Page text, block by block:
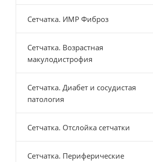
Сетчатка. ИМР Фиброз
Сетчатка. Возрастная
макулодистрофия
Сетчатка. Диабет и сосудистая
патология
Сетчатка. Отслойка сетчатки
Сетчатка. Периферические